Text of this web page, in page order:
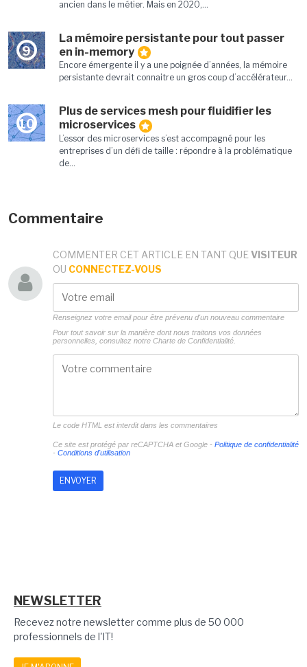
ancien dans le métier. Mais en 2020,...
9
La mémoire persistante pour tout passer
en in-memory
Encore émergente il y a une poignée d’années, la mémoire
persistante devrait connaitre un gros coup d’accélérateur...
10
Plus de services mesh pour fluidifier les
microservices
L’essor des microservices s’est accompagné pour les
entreprises d’un défi de taille : répondre à la problématique
de...
Commentaire
COMMENTER CET ARTICLE EN TANT QUE VISITEUR
OU CONNECTEZ-VOUS
Renseignez votre email pour être prévenu d'un nouveau commentaire
Pour tout savoir sur la manière dont nous traitons vos données
personnelles, consultez notre Charte de Confidentialité.
Le code HTML est interdit dans les commentaires
Ce site est protégé par reCAPTCHA et Google - Politique de confidentialité
- Conditions d'utilisation
NEWSLETTER
Recevez notre newsletter comme plus de 50 000
professionnels de l'IT!